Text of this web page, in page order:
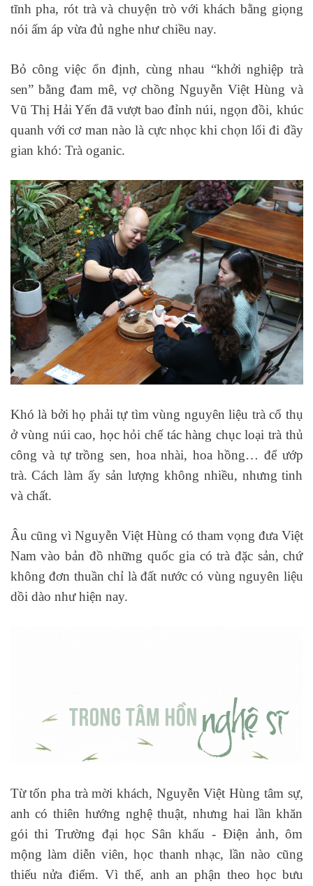
tĩnh pha, rót trà và chuyện trò với khách bằng giọng
nói ấm áp vừa đủ nghe như chiều nay.
Bỏ công việc ổn định, cùng nhau “khởi nghiệp trà
sen” bằng đam mê, vợ chồng Nguyễn Việt Hùng và
Vũ Thị Hải Yến đã vượtbao đỉnh núi, ngọn đồi, khúc
quanh với cơ man nào là cực nhọc khi chọn lối đi đầy
gian khó: Trà oganic.
Khó là bởi họ phải tự tìm vùng nguyên liệu trà cổ thụ
ở vùng núi cao, học hỏi chế tác hàng chục loại trà thủ
công và tự trồng sen, hoa nhài, hoa hồng… để ướp
trà. Cách làm ấy sản lượng không nhiều, nhưng tinh
và chất.
Âu cũng vì Nguyễn Việt Hùng có tham vọng đưa Việt
Nam vào bản đồ những quốc gia có trà đặc sản, chứ
không đơn thuần chỉ là đất nước có vùng nguyên liệu
dồi dào như hiện nay.
Từ tốn pha trà mời khách, Nguyễn Việt Hùng tâm sự,
anh có thiên hướng nghệ thuật, nhưng hai lần khăn
gói thi Trường đại học Sân khấu - Điện ảnh, ôm
mộng làm diễn viên, học thanh nhạc, lần nào cũng
thiếu nửa điểm. Vì thế, anh an phận theo học bưu